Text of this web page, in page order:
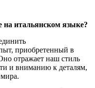
на итальянском языке?
приобретенный в
отражает наш стиль
и вниманию к деталям,